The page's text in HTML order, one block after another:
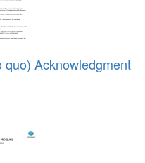
Acknowledgment